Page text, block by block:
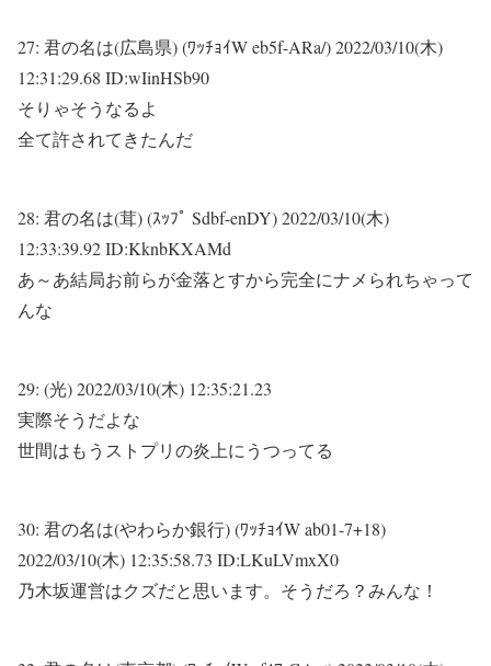
27: 君の名は(広島県) (ﾜｯﾁｮｲW eb5f-ARa/)2022/03/10(木)
12:31:29.68 ID:wIinHSb90
そりゃそうなるよ
全て許されてきたんだ
28: 君の名は(茸) (ｽｯﾌﾟ Sdbf-enDY)2022/03/10(木)
12:33:39.92 ID:KknbKXAMd
あ～あ結局お前らが金落とすから完全にナメられちゃって
んな
29: (光)2022/03/10(木) 12:35:21.23
実際そうだよな
世間はもうストプリの炎上にうつってる
30: 君の名は(やわらか銀行) (ﾜｯﾁｮｲW ab01-7+18)
2022/03/10(木) 12:35:58.73 ID:LKuLVmxX0
乃木坂運営はクズだと思います。そうだろ？みんな！